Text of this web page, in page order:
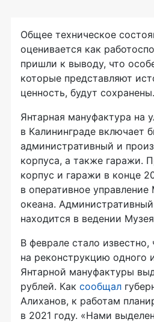
Общее техническое
оценивается как
пришли к выводу, что
которые представляют
ценность, будут сохранены.
Янтарная мануфактура на
в Калининграде включает
административный и
корпуса, а также гаражи.
корпус и гаражи в конце
в оперативное
океана.
находится в ведении
В феврале стало известно,
на реконструкцию одного
Янтарной мануфактуры
рублей. Как сообщал
Алиханов, к работам
в 2021 году. «Нами